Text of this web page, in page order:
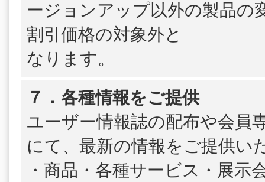
ージョンアップ以外の製品の
割引価格の対象外と
なります。
７．各種情報をご提供
ユーザー情報誌の配布や会員
にて、最新の情報をご提供い
・商品・各種サービス・展示